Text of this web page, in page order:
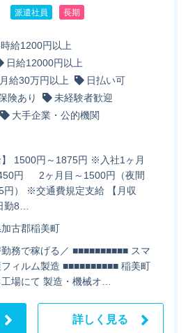
派遣社員 長期
時給1200円以上
日給12000円以上
月給30万円以上
日払い可
険あり
未経験者歓迎
大手企業・公的機関
】 1500円～1875円 ※入社1ヶ月
円 2ヶ月目～1500円（夜間
円） ※交通費規定支給 【月収
勤8…
古郡稲美町
勤務で稼げる／ ■■■■■■■■■■ スマ
ィルム製造 ■■■■■■■■■■ 稲美町
場にて 製造・機械オ…
詳しく見る